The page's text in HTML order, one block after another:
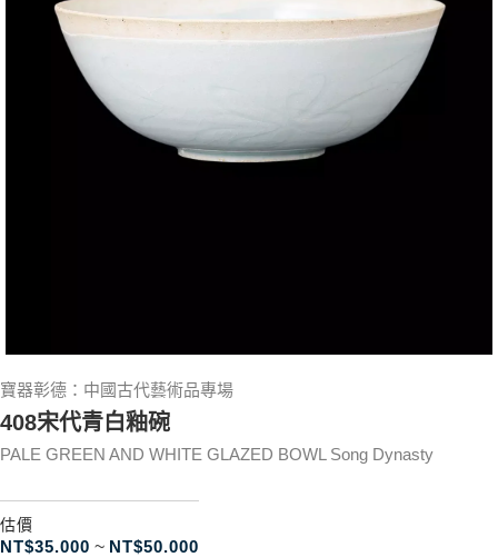
寶器彰德：中國古代藝術品專場
408宋代青白釉碗
PALE GREEN AND WHITE GLAZED BOWL Song Dynasty
估價
NT$35.000 ~ NT$50.000